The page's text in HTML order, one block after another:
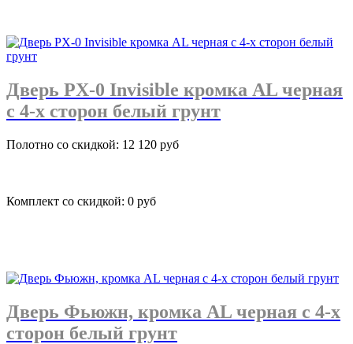
Дверь PХ-0 Invisible кромка AL черная
с 4-х сторон белый грунт
Полотно со скидкой: 12 120 руб
Комплект со скидкой: 0 руб
Дверь Фьюжн, кромка AL черная с 4-х
сторон белый грунт